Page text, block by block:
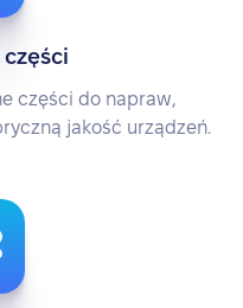
części do napraw,
jakość urządzeń.